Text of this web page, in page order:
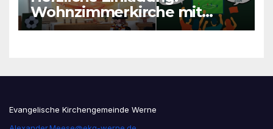
Wohnzimmerkirche mit
unseren Konfis
Evangelische Kirchengemeinde Werne